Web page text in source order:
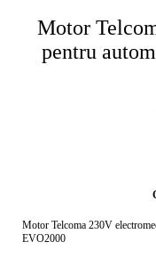
Motor
pentru
Motor Telcoma 230V
EVO2000